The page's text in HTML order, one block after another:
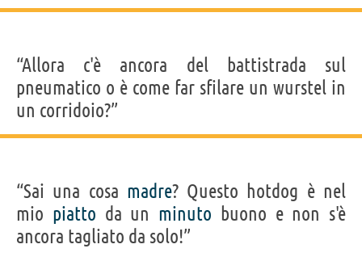
“Allora c'è ancora del battistrada sul
pneumatico o è come far sfilare un wurstel in
un corridoio?”
“Sai una cosa madre? Questo hotdog è nel
mio piatto da un minuto buono e non s'è
ancora tagliato da solo!”